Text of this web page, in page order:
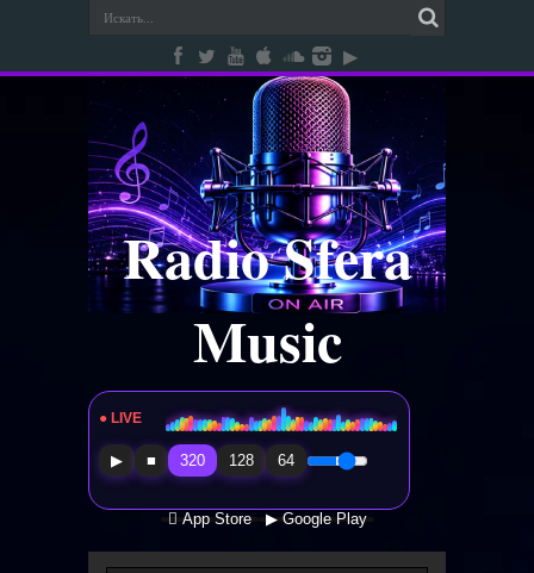
Radio Sfera
Music
● LIVE Radio Sfera Music
▶ ■ 320 128 64
 App Store ▶ Google Play